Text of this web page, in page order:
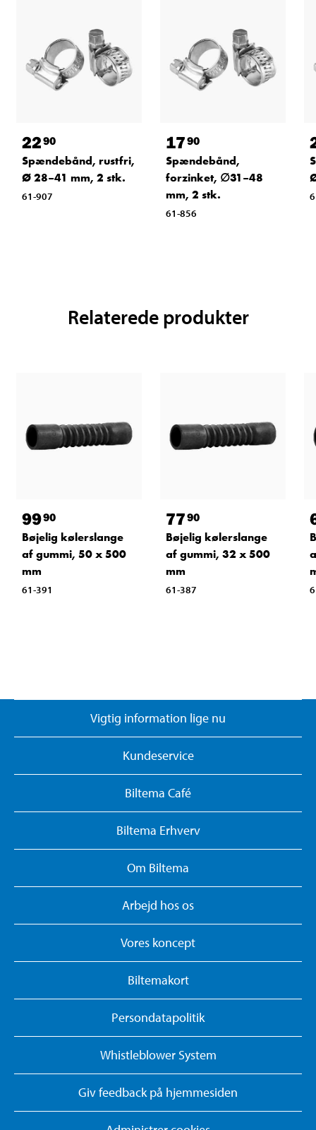
2290
Spændebånd, rustfri,
Ø 28–41 mm, 2 stk.
61-907
1790
Spændebånd,
forzinket, ∅31–48
mm, 2 stk.
61-856
Relaterede produkter
9990
Bøjelig kølerslange
af gummi, 50 x 500
mm
61-391
7790
Bøjelig kølerslange
af gummi, 32 x 500
mm
61-387
Vigtig information lige nu
Kundeservice
Biltema Café
Biltema Erhverv
Om Biltema
Arbejd hos os
Vores koncept
Biltemakort
Persondatapolitik
Whistleblower System
Giv feedback på hjemmesiden